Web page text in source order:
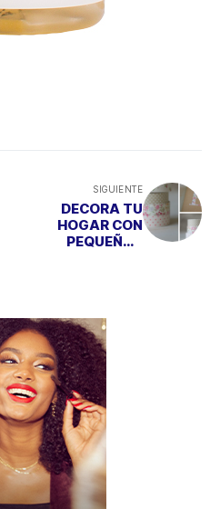
SIGUIENTE
DECORA TU
HOGAR CON
PEQUEÑOS